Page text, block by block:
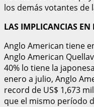
los demás votantes de
LAS IMPLICANCIAS EN
Anglo American tiene
Anglo American
40% lo tiene la
enero a julio, Anglo
record de US$ 1,673
que el mismo período